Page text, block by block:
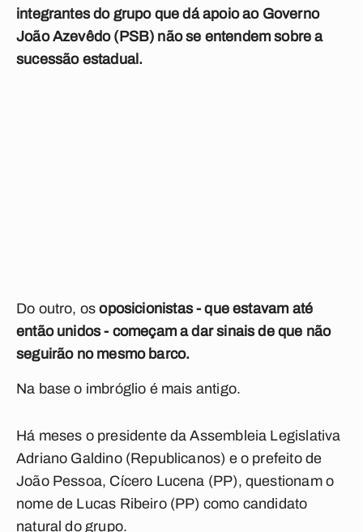
integrantes do grupo que dá apoio ao Governo
João Azevêdo (PSB) não se entendem sobre a
sucessão estadual.
Do outro, osoposicionistas - que estavam até
então unidos - começam a dar sinais de que não
seguirão no mesmo barco.
Na base o imbróglio é mais antigo.
Há meses o presidente da Assembleia Legislativa
Adriano Galdino (Republicanos) e o prefeito de
João Pessoa, Cícero Lucena (PP), questionam o
nome de Lucas Ribeiro (PP) como candidato
natural do grupo.